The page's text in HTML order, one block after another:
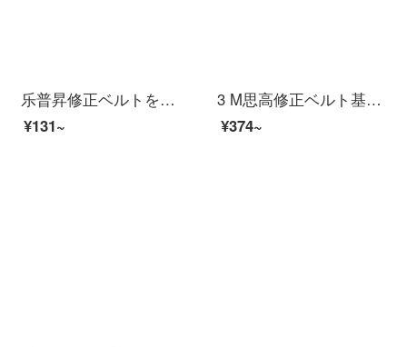
乐普昇修正ベルトを塗って、かわいい改正ベルトをつけて、塗って液体の改正を塗ります。手頃な価格があります。30メートルはずっと小学生の文房具と子供の学習用品を持っています。
¥131~
3 M思高修正ベルト基本型大容量補正ベルトCT 02-S 5 mm×8 m学用品スーパー量販10個入り
¥374~